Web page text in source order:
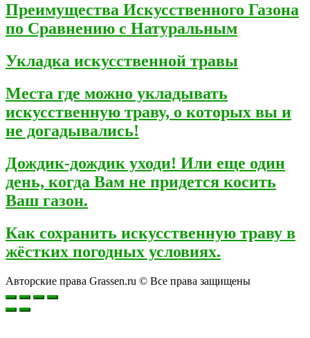
Преимущества Искусственного Газона
по Сравнению с Натуральным
Укладка искусственной травы
Места где можно укладывать
искусственную траву, о которых вы и
не догадывались!
Дождик-дождик уходи! Или еще один
день, когда Вам не придется косить
Ваш газон.
Как сохранить искусственную траву в
жёстких погодных условиях.
Авторские права Grassen.ru © Все права защищены